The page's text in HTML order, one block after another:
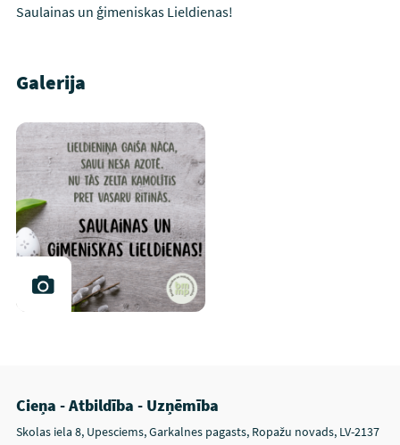
Saulainas un ģimeniskas Lieldienas!
Galerija
Cieņa - Atbildība - Uzņēmība
Skolas iela 8, Upesciems, Garkalnes pagasts, Ropažu novads, LV-2137